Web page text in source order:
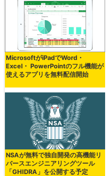
MicrosoftがiPadでWord・
Excel・ PowerPointのフル機能が
使えるアプリを無料配信開始
NSAが無料で独自開発の高機能リ
バースエンジニアリングツール
「GHIDRA」を公開する予定